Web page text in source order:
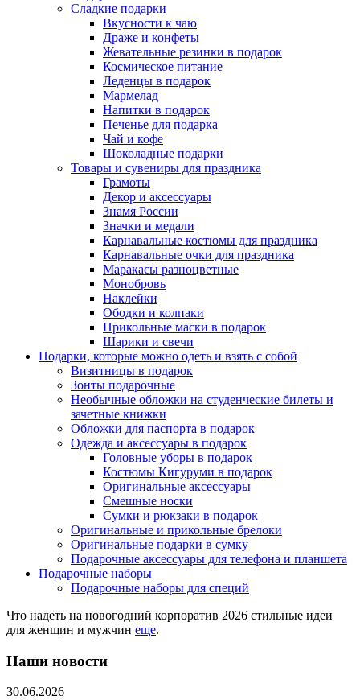
Сладкие подарки
Вкусности к чаю
Драже и конфеты
Жевательные резинки в подарок
Космическое питание
Леденцы в подарок
Мармелад
Напитки в подарок
Печенье для подарка
Чай и кофе
Шоколадные подарки
Товары и сувениры для праздника
Грамоты
Декор и аксессуары
Знамя России
Значки и медали
Карнавальные костюмы для праздника
Карнавальные очки для праздника
Маракасы разноцветные
Монобровь
Наклейки
Ободки и колпаки
Прикольные маски в подарок
Шарики и свечи
Подарки, которые можно одеть и взять с собой
Визитницы в подарок
Зонты подарочные
Необычные обложки на студенческие билеты и
зачетные книжки
Обложки для паспорта в подарок
Одежда и аксессуары в подарок
Головные уборы в подарок
Костюмы Кигуруми в подарок
Оригинальные аксессуары
Смешные носки
Сумки и рюкзаки в подарок
Оригинальные и прикольные брелоки
Оригинальные подарки в сумку
Подарочные аксессуары для телефона и планшета
Подарочные наборы
Подарочные наборы для специй
Что надеть на новогодний корпоратив 2026 стильные идеи
для женщин и мужчин еще.
Наши новости
30.06.2026